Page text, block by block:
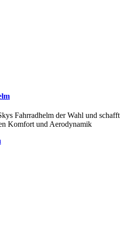
Fahrradhelm der Wahl und schafft
Komfort und Aerodynamik